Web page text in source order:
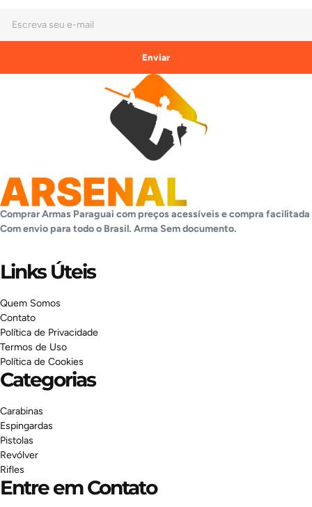
Enviar
Comprar Armas Paraguai com preços acessíveis e compra facilitada
Com envio para todo o Brasil. Arma Sem documento.
Links Úteis
Quem Somos
Contato
Política de Privacidade
Termos de Uso
Política de Cookies
Categorias
Carabinas
Espingardas
Pistolas
Revólver
Rifles
Entre em Contato